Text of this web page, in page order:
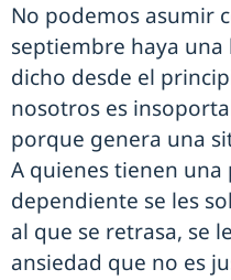
No podemos asumir
septiembre haya
dicho desde el
nosotros es
porque genera una
A quienes tienen
dependiente se les
al que se retrasa, se
ansiedad que no es